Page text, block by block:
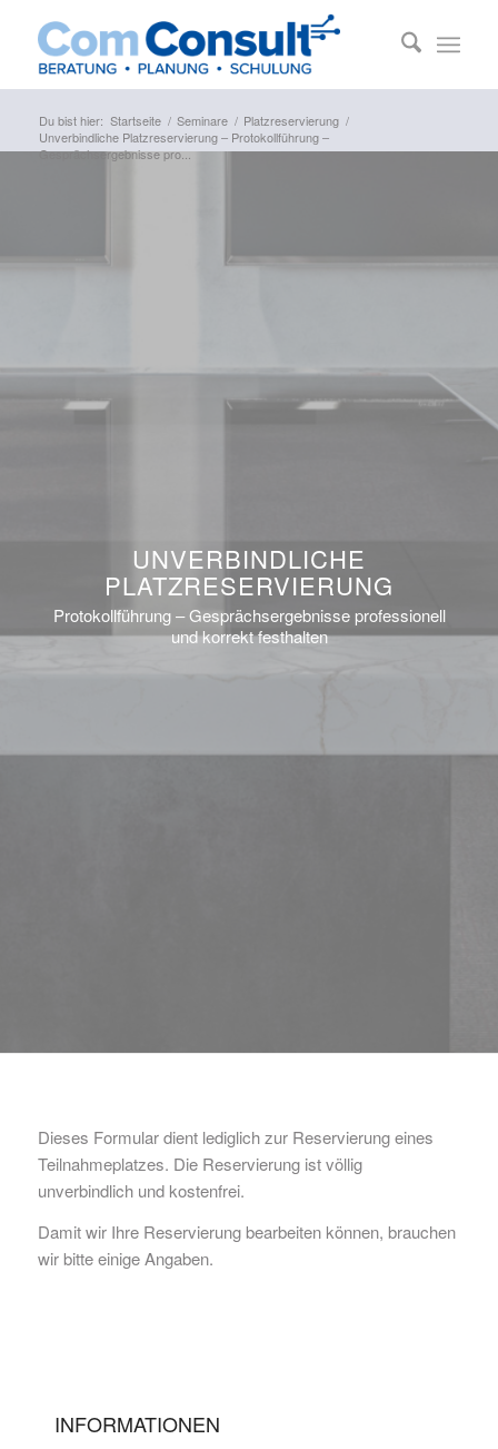
Du bist hier: Startseite / Seminare / Platzreservierung /
Unverbindliche Platzreservierung – Protokollführung –
Gesprächsergebnisse pro...
UNVERBINDLICHE
PLATZRESERVIERUNG
Protokollführung – Gesprächsergebnisse professionell
und korrekt festhalten
Dieses Formular dient lediglich zur Reservierung eines
Teilnahmeplatzes. Die Reservierung ist völlig
unverbindlich und kostenfrei.
Damit wir Ihre Reservierung bearbeiten können, brauchen
wir bitte einige Angaben.
INFORMATIONEN